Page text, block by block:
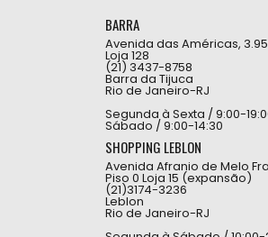
BARRA
Avenida das Américas,
Loja 128
(21) 3437-8758
Barra da Tijuca
Rio de Janeiro-RJ
Segunda à Sexta / 9:00-
Sábado / 9:00-14:30
SHOPPING LEBLON
Avenida Afranio de Melo
Piso 0 Loja 15 (expansão)
(21)3174-3236
Leblon
Rio de Janeiro-RJ